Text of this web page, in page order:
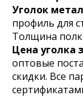
Уголок
профиль для
Толщина
Цена уголка
оптовые
скидки. Все